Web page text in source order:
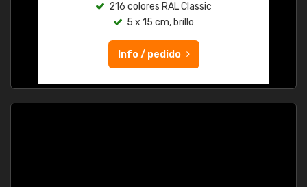
216 colores RAL Classic
5 x 15 cm, brillo
Info / pedido